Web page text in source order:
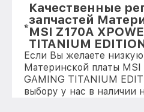
Качественные
запчастей
MSI Z170A
TITANIUM
Если Вы желаете
Материнской платы MSI
GAMING TITANIUM
выбору у нас в наличии